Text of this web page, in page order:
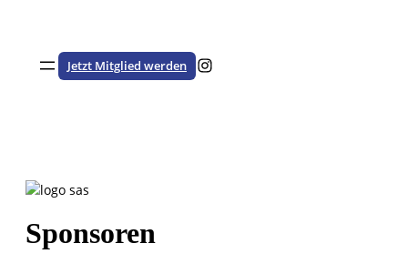
springen
Jetzt Mitglied werden Besuche den HSTV auf Instagram
Sponsoren